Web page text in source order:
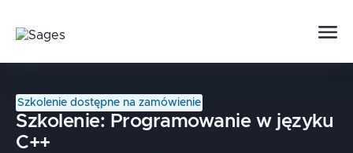
Szkolenie dostępne na zamówienie
Szkolenie: Programowanie w języku
C++